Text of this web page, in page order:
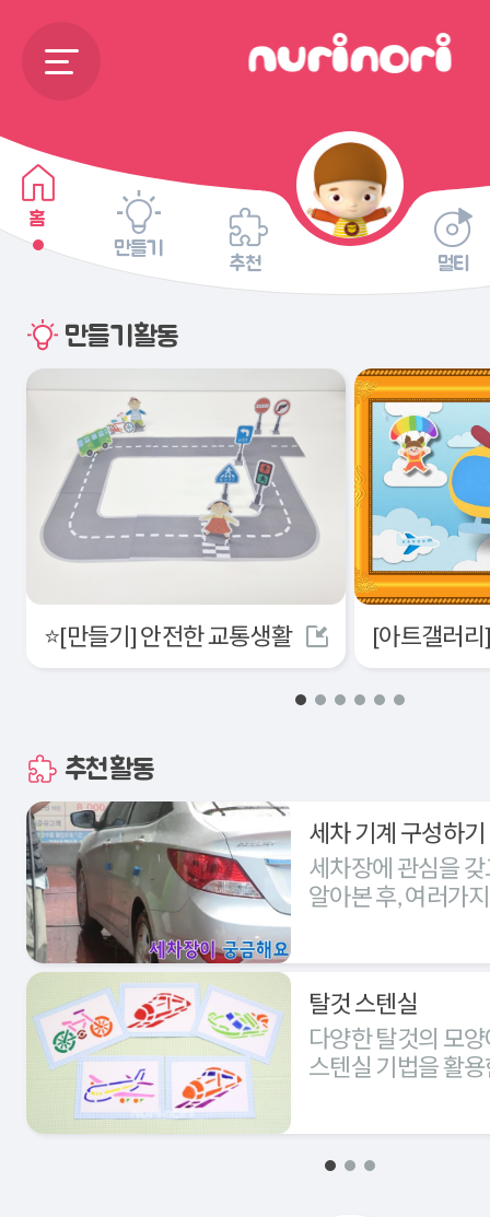
홈
만들기
추천 멀티
만들기활동
⭐[만들기] 안전한 교통생활
추천활동
세차 기계 구성하기
세차장에 관심을
알아본 후, 여러가
탈것 스텐실
다양한 탈것의 모
스텐실 기법을 활